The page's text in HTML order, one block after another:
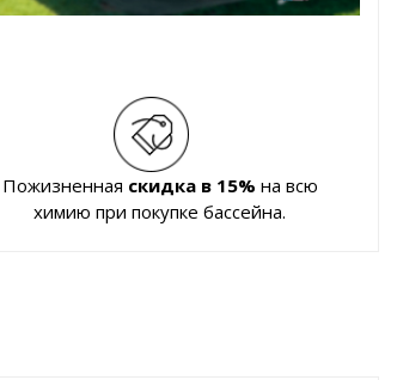
Пожизненная скидка в 15% на всю
химию при покупке бассейна.